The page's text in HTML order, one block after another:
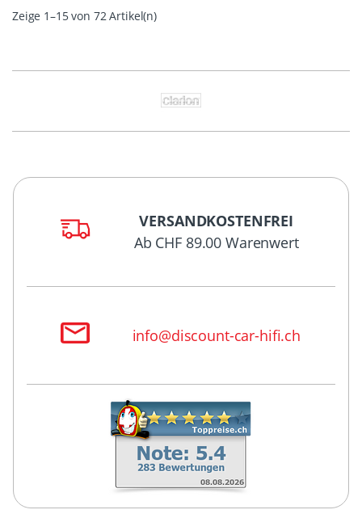
Zeige 1–15 von 72 Artikel(n)
VERSANDKOSTENFREI
Ab CHF 89.00 Warenwert
info@discount-car-hifi.ch